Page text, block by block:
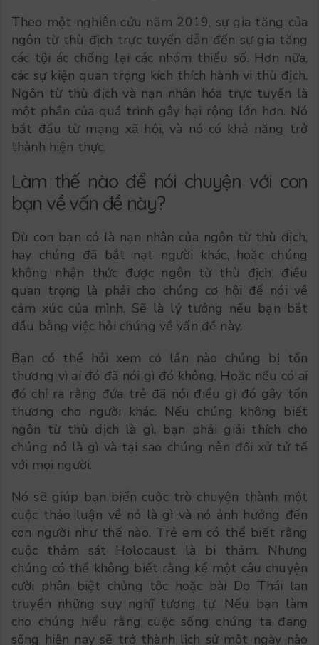
Theo một nghiên cứu năm 2019, sự gia tăng của
ngôn từ thù địch trực tuyến dẫn đến sự gia tăng
các tội ác chống lại các nhóm thiểu số. Hơn nữa,
các sự kiện quan trọng kích thích hành vi thù địch.
Ngôn từ thù địch và nạn nhân hóa trực tuyến là
một phần của quá trình gây hại rộng lớn hơn. Nó
bắt đầu từ mạng xã hội, và nó có khả năng trở
thành hiện thực.
Làm thế nào để nói chuyện với con
bạn về vấn đề này?
Dù con bạn có là nạn nhân của ngôn từ thù địch,
hay chúng đã bắt nạt người khác, hoặc chúng
không nhận thức được ngôn từ thù địch, điều
quan trọng là phải cho chúng cơ hội để nói về
cảm xúc của mình. Sẽ là lý tưởng nếu bạn bắt
đầu bằng việc hỏi chúng về vấn đề này.
Bạn có thể hỏi xem có lần nào chúng bị tổn
thương vì ai đó đã nói gì đó không. Hoặc nếu có ai
đó chỉ ra rằng đứa trẻ đã nói điều gì đó gây tổn
thương cho người khác. Nếu chúng không biết
ngôn từ thù địch là gì, bạn phải giải thích cho
chúng nó là gì và tại sao chúng nên đối xử tử tế
với mọi người.
Nó sẽ giúp bạn biến cuộc trò chuyện thành một
cuộc thảo luận về nó là gì và nó ảnh hưởng đến
con người như thế nào. Trẻ em có thể biết rằng
cuộc thảm sát Holocaust là bi thảm. Nhưng
chúng có thể không biết rằng kể một câu chuyện
cười phân biệt chủng tộc hoặc bài Do Thái lan
truyền những suy nghĩ tương tự. Nếu bạn làm
cho chúng hiểu rằng cuộc sống chúng ta đang
sống hiện nay sẽ trở thành lịch sử một ngày nào